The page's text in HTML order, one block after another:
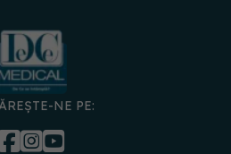
NE PE: